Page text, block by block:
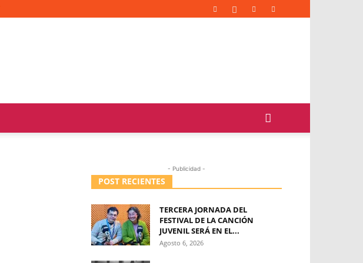
- Publicidad -
POST RECIENTES
TERCERA JORNADA DEL
FESTIVAL DE LA CANCIÓN
JUVENIL SERÁ EN EL...
Agosto 6, 2026